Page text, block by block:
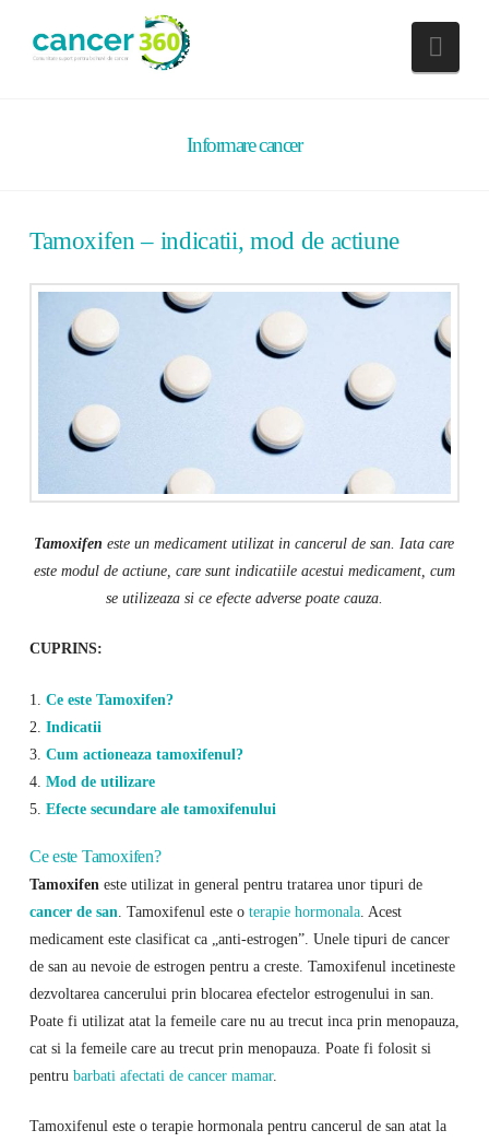
Informare cancer
Tamoxifen – indicatii, mod de actiune
Tamoxifen este un medicament utilizat in cancerul de san. Iata care
este modul de actiune, care sunt indicatiile acestui medicament, cum
se utilizeaza si ce efecte adverse poate cauza.
CUPRINS:
1.
Ce este Tamoxifen?
2. Indicatii
3. Cum actioneaza tamoxifenul?
4. Mod de utilizare
5. Efecte secundare ale tamoxifenului
Ce este Tamoxifen?
Tamoxifen este utilizat in general pentru tratarea unor tipuri de
cancer de san . Tamoxifenul este oterapie hormonala. Acest
medicament este clasificat ca „anti-estrogen”. Unele tipuri de cancer
de san au nevoie de estrogen pentru a creste. Tamoxifenul incetineste
dezvoltarea cancerului prin blocarea efectelor estrogenului in san.
Poate fi utilizat atat la femeile care nu au trecut inca prin menopauza,
cat si la femeile care au trecut prin menopauza. Poate fi folosit si
pentru barbati afectati de cancer mamar.
Tamoxifenul este o terapie hormonala pentru cancerul de san atat la